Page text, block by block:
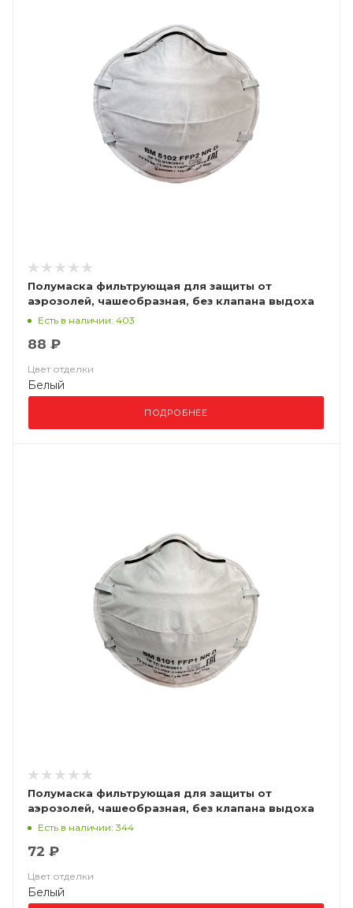
Полумаска фильтрующая для защиты от
аэрозолей, чашеобразная, без клапана выдоха
ВМ 8102 FFP2 NR D
Есть в наличии: 403
88 ₽
Цвет отделки
Белый
ПОДРОБНЕЕ
Полумаска фильтрующая для защиты от
аэрозолей, чашеобразная, без клапана выдоха
ВМ 8101 FFP1 NR D
Есть в наличии: 344
72 ₽
Цвет отделки
Белый